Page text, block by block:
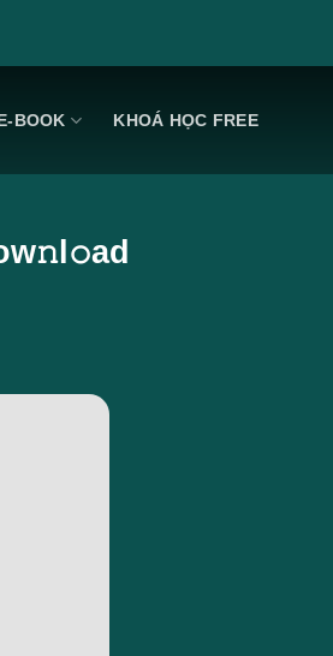
BOOK KHOÁ HỌC FREE